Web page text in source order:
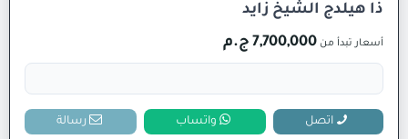
ذا هيلدج الشيخ زايد
أسعار تبدأ من 7,700,000 ج.م
اتصل واتساب رسالة